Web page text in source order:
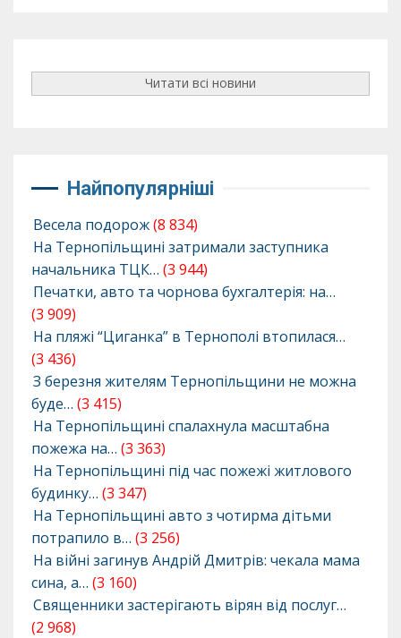
Читати всі новини
Найпопулярніші
Весела подорож(8 834)
На Тернопільщині затримали заступника
начальника ТЦК… (3 944)
Печатки, авто та чорнова бухгалтерія: на…
(3 909)
На пляжі “Циганка” в Тернополі втопилася…
(3 436)
З березня жителям Тернопільщини не можна
буде… (3 415)
На Тернопільщині спалахнула масштабна
пожежа на… (3 363)
На Тернопільщині під час пожежі житлового
будинку… (3 347)
На Тернопільщині авто з чотирма дітьми
потрапило в… (3 256)
На війні загинув Андрій Дмитрів: чекала мама
сина, а… (3 160)
Священники застерігають вірян від послуг…
(2 968)